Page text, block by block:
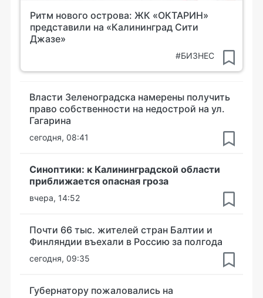
Ритм нового острова: ЖК «ОКТАРИН»
представили на «Калининград Сити
Джазе»
#БИЗНЕС
Власти Зеленоградска намерены получить
право собственности на недострой на ул.
Гагарина
сегодня, 08:41
Синоптики: к Калининградской области
приближается опасная гроза
вчера, 14:52
Почти 66 тыс. жителей стран Балтии и
Финляндии въехали в Россию за полгода
сегодня, 09:35
Губернатору пожаловались на